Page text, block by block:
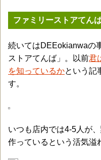
ファミリーストアてん
続いてはDEEokianwaの
ストアてんば」。以前君
を知っているかという記
す。
いつも店内では4-5人が
作っているという活気溢